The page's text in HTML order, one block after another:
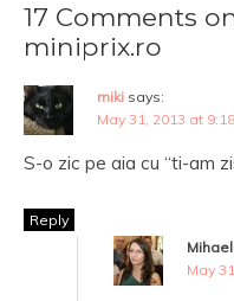
17 Comments
miniprix.ro
miki says:
May 31, 2013 at
S-o zic pe aia cu “ti-am
Reply
May